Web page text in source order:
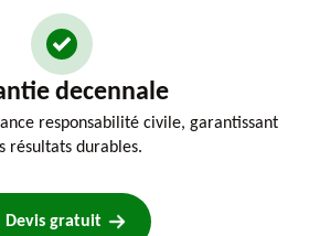
decennale
responsabilité civile, garantissant
résultats durables.
Devis gratuit